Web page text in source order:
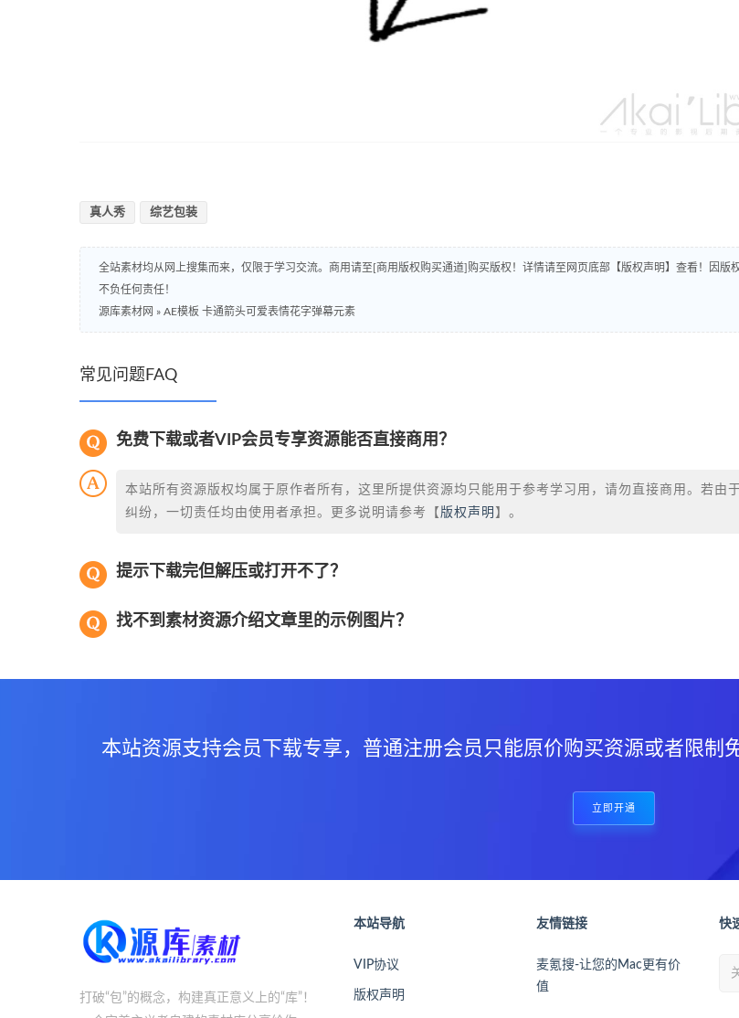
真人秀 综艺包装
全站素材均从网上搜集而来，仅限于学习交流。商用请至[商用版权购买通道]购买版权！详情请至网页底部【版权声明】查看！因版
不负任何责任！
源库素材网 » AE模板 卡通箭头可爱表情花字弹幕元素
常见问题FAQ
免费下载或者VIP会员专享资源能否直接商用？
本站所有资源版权均属于原作者所有，这里所提供资源均只能用于参考学习用，请勿直接商用。若由
纠纷，一切责任均由使用者承担。更多说明请参考【 版权声明 】。
提示下载完但解压或打开不了？
找不到素材资源介绍文章里的示例图片？
本站资源支持会员下载专享，普通注册会员只能原价购买资源或者限制
立即开通
打破“包”的概念，构建真正意义上的“库”！
本站导航
VIP协议
版权声明
友情链接
麦氪搜-让您的Mac更有价
值
快